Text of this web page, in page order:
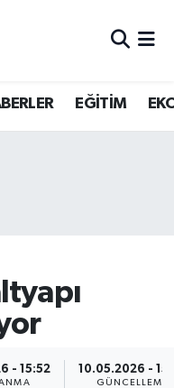
EĞİTİM
- 15:52 10.05.2026 -
GÜNCELLEME